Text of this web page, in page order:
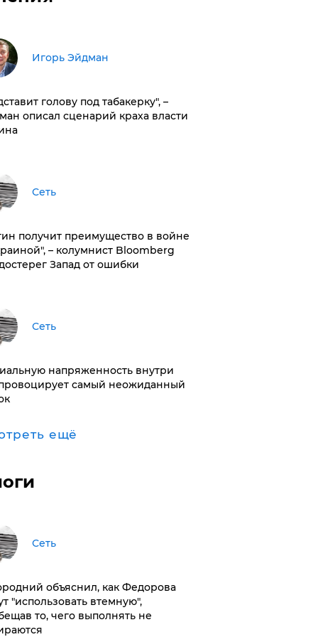
Игорь Эйдман
голову под табакерку", –
описал сценарий краха власти
Сеть
получит преимущество в войне
– колумнист Bloomberg
Запад от ошибки
Сеть
напряженность внутри
самый неожиданный
ещё
Сеть
объяснил, как Федорова
"использовать втемную",
то, чего выполнять не